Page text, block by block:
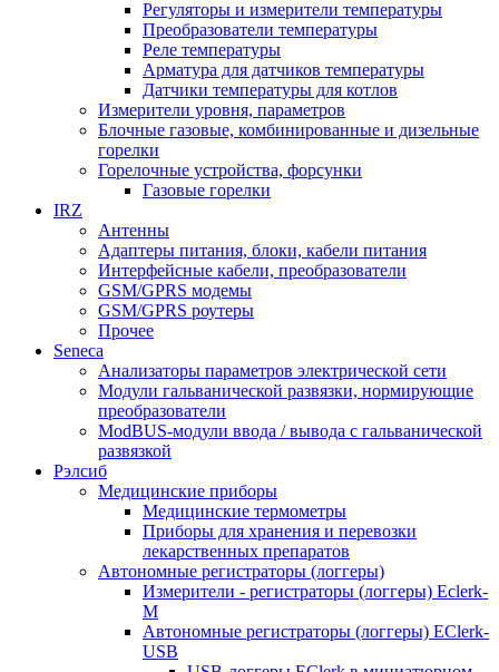
Регуляторы и измерители температуры
Преобразователи температуры
Реле температуры
Арматура для датчиков температуры
Датчики температуры для котлов
Измерители уровня, параметров
Блочные газовые, комбинированные и дизельные
горелки
Горелочные устройства, форсунки
Газовые горелки
IRZ
Антенны
Адаптеры питания, блоки, кабели питания
Интерфейсные кабели, преобразователи
GSM/GPRS модемы
GSM/GPRS роутеры
Прочее
Seneca
Анализаторы параметров электрической сети
Модули гальванической развязки, нормирующие
преобразователи
ModBUS-модули ввода / вывода с гальванической
развязкой
Рэлсиб
Медицинские приборы
Медицинские термометры
Приборы для хранения и перевозки
лекарственных препаратов
Автономные регистраторы (логгеры)
Измерители - регистраторы (логгеры) Eclerk-
M
Автономные регистраторы (логгеры) EClerk-
USB